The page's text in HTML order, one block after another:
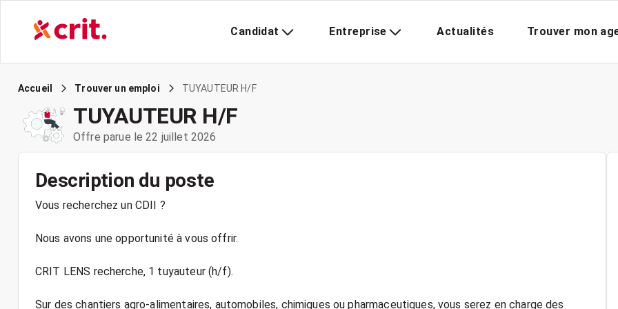
Candidat Entreprise Actualités Trouver mon
Accueil Trouver un emploi TUYAUTEUR H/F
TUYAUTEUR H/F
Offre parue le 22 juillet 2026
Description du poste
Vous recherchez un CDII ?
Nous avons une opportunité à vous offrir.
CRIT LENS recherche, 1 tuyauteur (h/f).
Sur des chantiers agro-alimentaires, automobiles, chimiques ou pharmaceutiques, vous serez en charge des